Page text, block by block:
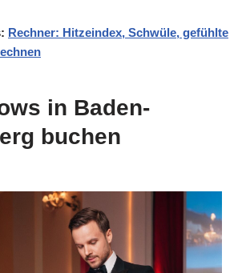
Rechner: Hitzeindex, Schwüle, gefühlte
in Baden-
buchen